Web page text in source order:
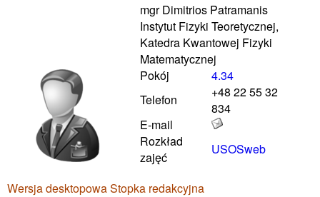
mgr Dimitrios Patramanis
Instytut Fizyki Teoretycznej,
Katedra Kwantowej Fizyki
Matematycznej
Pokój
4.34
Telefon
+48 22 55 32
834
E-mail
Rozkład
zajęć
USOSweb
Wersja desktopowaStopka redakcyjna